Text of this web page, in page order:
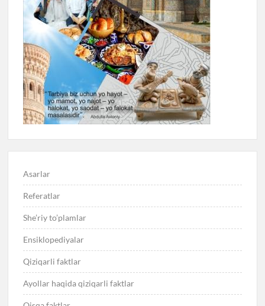
Asarlar
Referatlar
She’riy to’plamlar
Ensiklopediyalar
Qiziqarli faktlar
Ayollar haqida qiziqarli faktlar